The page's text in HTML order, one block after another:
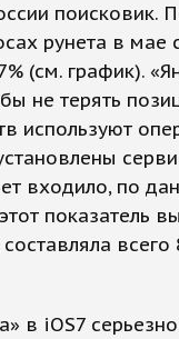
рунета в мае
(см. график).
не терять
используют
входило, по
показатель
всего
в iOS7